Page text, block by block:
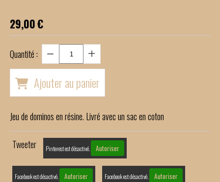
29,00€
Quantité :
Ajouter au panier
Jeu de dominos en résine. Livré avec un sac en coton
Tweeter Pinterest est désactivé. Autoriser
Facebook est désactivé. Autoriser Facebook est désactivé. Autoriser